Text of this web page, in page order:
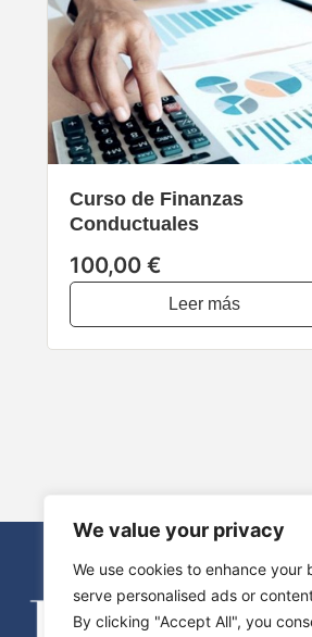
We value your privacy
We use cookies to enhance your
serve personalised ads or
By clicking "Accept All", you
Curso de Finanzas
Conductuales
100,00 €
Leer más